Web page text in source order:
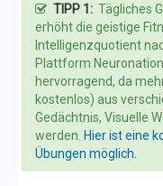
TIPP 1: Tägliches
erhöht die geistige
Intelligenzquotient
Plattform
hervorragend, da
kostenlos) aus
Gedächtnis, Visuelle
werden. Hier ist eine
Übungen möglich.